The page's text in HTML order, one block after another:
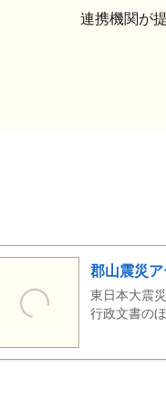
連携機関が
郡山震災
東日本大震
行政文書の